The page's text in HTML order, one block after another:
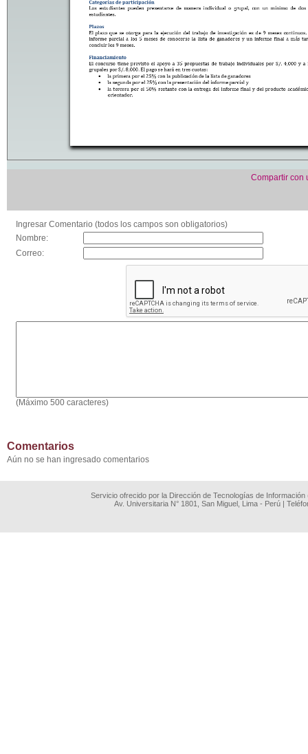
Compartir con
Ingresar Comentario (todos los campos son obligatorios)
Nombre:
Correo:
(Máximo 500 caracteres)
Comentarios
Aún no se han ingresado comentarios
Servicio ofrecido por la Dirección de Tecnologías de
Av. Universitaria N° 1801, San Miguel, Lima - Perú |